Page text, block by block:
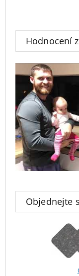
Hodnocení
Objednejte